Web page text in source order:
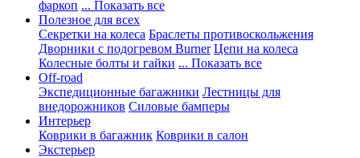
фаркоп ... Показать все
Полезное для всех
Секретки на колеса Браслеты противоскольжения
Дворники с подогревом Burner Цепи на колеса
Колесные болты и гайки ... Показать все
Off-road
Экспедиционные багажники Лестницы для
внедорожников Силовые бамперы
Интерьер
Коврики в багажник Коврики в салон
Экстерьер